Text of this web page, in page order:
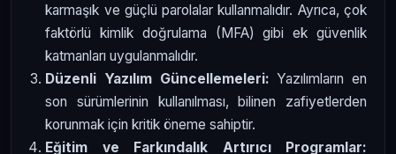
karmaşık ve güçlü parolalar kullanmalıdır. Ayrıca, çok
faktörlü kimlik doğrulama (MFA) gibi ek güvenlik
katmanları uygulanmalıdır.
Düzenli Yazılım Güncellemeleri: Yazılımların en
son sürümlerinin kullanılması, bilinen zafiyetlerden
korunmak için kritik öneme sahiptir.
Eğitim ve Farkındalık Artırıcı Programlar: